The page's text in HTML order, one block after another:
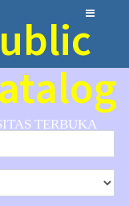
TERBUKA